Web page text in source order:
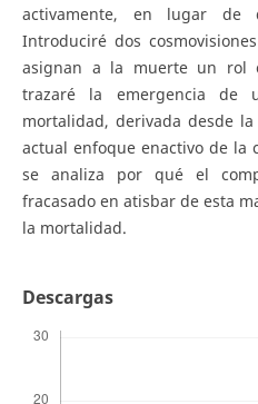
activamente, en lugar de
Introduciré dos
asignan a la muerte un rol
trazaré la emergencia de
mortalidad, derivada desde
actual enfoque enactivo de la
se analiza por qué el
fracasado en atisbar de esta
la mortalidad.
Descargas